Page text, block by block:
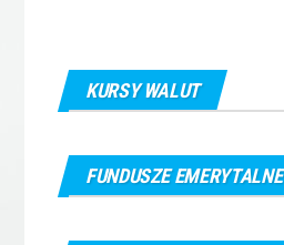
KURSY WALUT
FUNDUSZE EMERYTALNE